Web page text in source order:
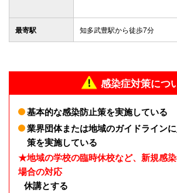
最寄駅 知多武豊駅から徒歩7分
感染症対策につ
基本的な感染防止策を実施している
業界団体または地域のガイドライン
策を実施している
★地域の学校の臨時休校など、新規感
場合の対応
休講とする